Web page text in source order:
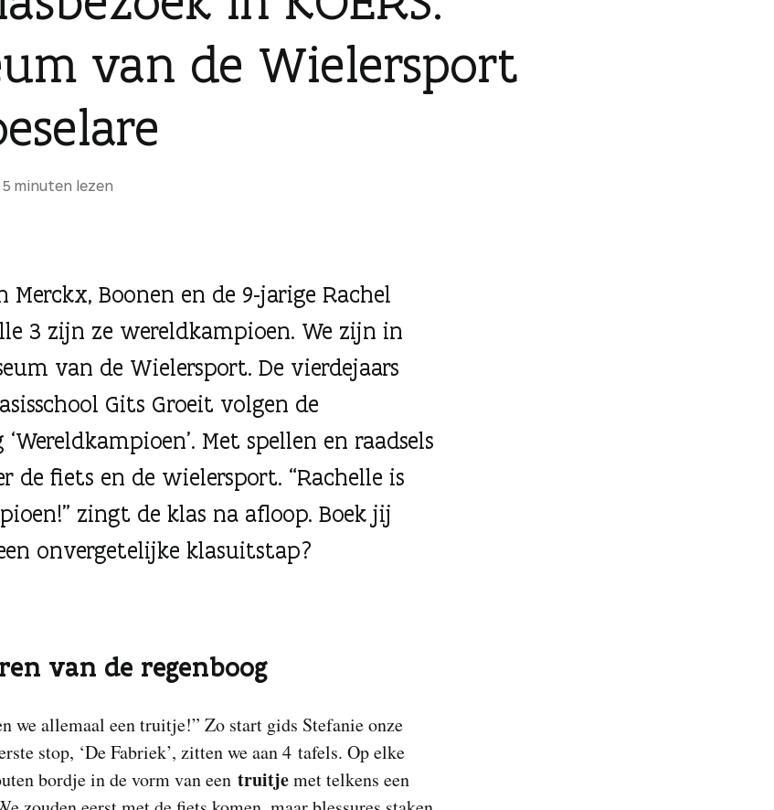
van de Wielersport
5 minuten lezen
Merckx, Boonen en de 9-jarige Rachel
3 zijn ze wereldkampioen. We zijn in
van de Wielersport. De vierdejaars
Gits Groeit volgen de
Met spellen en raadsels
de fiets en de wielersport. “Rachelle is
zingt de klas na afloop. Boek jij
onvergetelijke klasuitstap?
van de regenboog
we allemaal een truitje!” Zo start gids Stefanie onze
stop, ‘De Fabriek’, zitten we aan 4 tafels. Op elke
bordje in de vorm van een truitjemet telkens een